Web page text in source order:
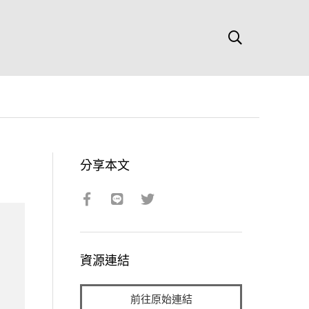
分享本文
資源連結
前往原始連結